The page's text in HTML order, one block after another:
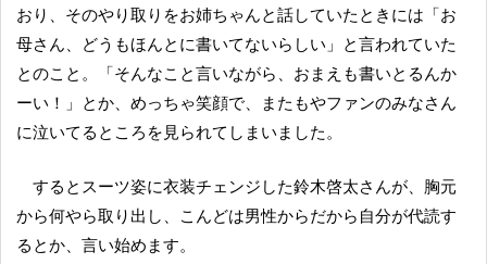
おり、そのやり取りをお姉ちゃんと話していたときには「お
母さん、どうもほんとに書いてないらしい」と言われていた
とのこと。「そんなこと言いながら、おまえも書いとるんか
ーい！」とか、めっちゃ笑顔で、またもやファンのみなさん
に泣いてるところを見られてしまいました。
するとスーツ姿に衣装チェンジした鈴木啓太さんが、胸元
から何やら取り出し、こんどは男性からだから自分が代読す
るとか、言い始めます。